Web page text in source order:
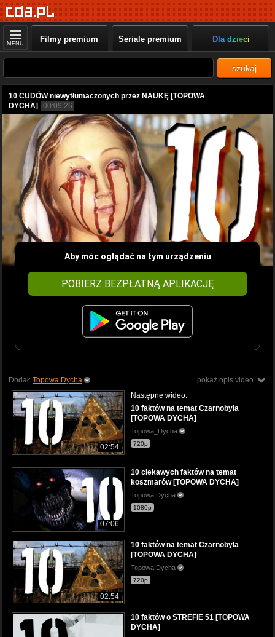
MENU Filmy premium Seriale premium Dla dzieci
szukaj
10 CUDÓW niewytłumaczonych przez NAUKĘ [TOPOWA
DYCHA]
00:09:26
Aby móc oglądać na tym urządzeniu
POBIERZ BEZPŁATNĄ APLIKACJĘ
pokaż opis video
Dodał: Topowa Dycha
02:54
Następne wideo:
10 faktów na temat Czarnobyla
[TOPOWA DYCHA]
Topowa_Dycha
720p
07:06
10 ciekawych faktów na temat
koszmarów [TOPOWA DYCHA]
Topowa Dycha
1080p
02:54
10 faktów na temat Czarnobyla
[TOPOWA DYCHA]
Topowa Dycha
720p
10 faktów o STREFIE 51 [TOPOWA
DYCHA]